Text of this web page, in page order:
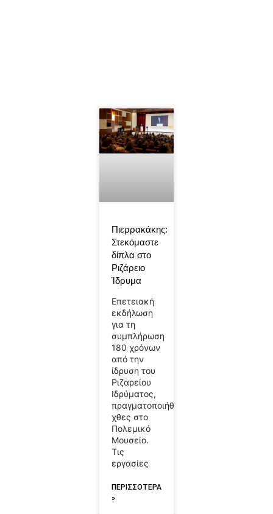
Πιερρακάκης:
Στεκόμαστε
δίπλα στο
Ριζάρειο
Ίδρυμα
Επετειακή
εκδήλωση
για τη
συμπλήρωση
180 χρόνων
από την
ίδρυση του
Ριζαρείου
Ιδρύματος,
πραγματοποιήθηκε
χθες στο
Πολεμικό
Μουσείο.
Τις
εργασίες
ΠΕΡΙΣΣΟΤΕΡΑ
»